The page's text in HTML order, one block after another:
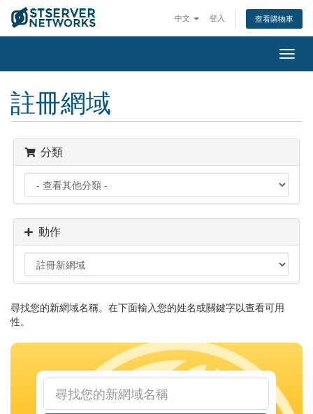
中文 登入 查看購物車
切
換
註冊網域
分類
動作
尋找您的新網域名稱。在下面輸入您的姓名或關鍵字以查看可用
性。